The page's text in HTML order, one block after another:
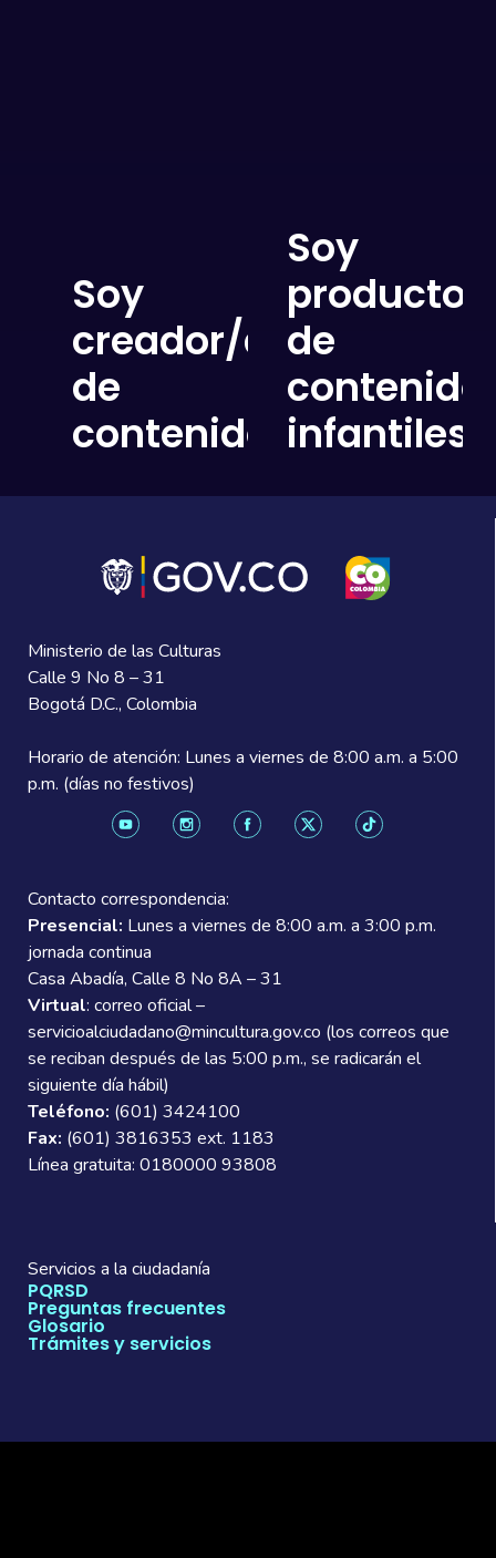
Soy
creador/a
de
contenido
Soy
de
infantiles
Ministerio de las Culturas
Calle 9 No 8 – 31
Bogotá D.C., Colombia
Horario de atención: Lunes a viernes de 8:00 a.m. a 5:00
p.m. (días no festivos)
Contacto correspondencia:
Presencial: Lunes a viernes de 8:00 a.m. a 3:00 p.m.
jornada continua
Casa Abadía, Calle 8 No 8A – 31
Virtual: correo oficial –
servicioalciudadano@mincultura.gov.co (los correos que
se reciban después de las 5:00 p.m., se radicarán el
siguiente día hábil)
Teléfono: (601) 3424100
Fax: (601) 3816353 ext. 1183
Línea gratuita: 0180000 93808
Servicios a la ciudadanía
PQRSD
Preguntas frecuentes
Glosario
Trámites y servicios